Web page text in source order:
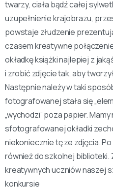
twarzy, ciała bądź całej
uzupełnienie krajobrazu,
powstaje złudzenie
czasem kreatywne
okładkę książki najlepiej z
i zrobić zdjęcie tak, aby
Następnie należy w taki
fotografowanej stała się
„wychodzi” poza papier.
sfotografowanej okładki
niekoniecznie tę ze zdjęcia.
również do szkolnej
kreatywnych uczniów naszej
konkursie